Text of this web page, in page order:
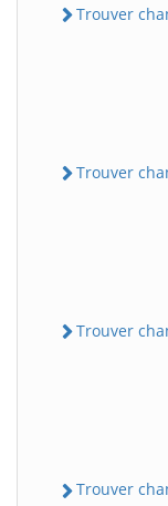
Trouver
Trouver
Trouver
Trouver